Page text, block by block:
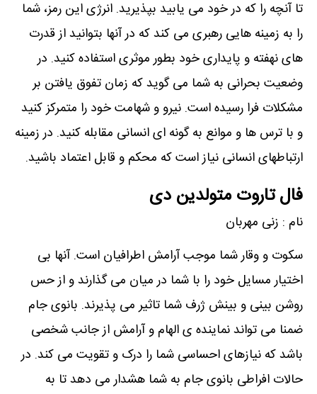
تا آنچه را که در خود می یابید بپذیرید. انرژی این رمز، شما
را به زمینه هایی رهبری می کند که در آنها بتوانید از قدرت
های نهفته و پایداری خود بطور موثری استفاده کنید. در
وضعیت بحرانی به شما می گوید که زمان تفوق یافتن بر
مشکلات فرا رسیده است. نیرو و شهامت خود را متمرکز کنید
و با ترس ها و موانع به گونه ای انسانی مقابله کنید. در زمینه
ارتباطهای انسانی نیاز است که محکم و قابل اعتماد باشید.
فال تاروت متولدین دی
نام : زنی مهربان
سکوت و وقار شما موجب آرامش اطرافیان است. آنها بی
اختیار مسایل خود را با شما در میان می گذارند و از حس
روشن بینی و بینش ژرف شما تاثیر می پذیرند. بانوی جام
ضمنا می تواند نماینده ی الهام و آرامش از جانب شخصی
باشد که نیازهای احساسی شما را درک و تقویت می کند. در
حالات افراطی بانوی جام به شما هشدار می دهد تا به